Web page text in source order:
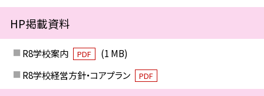
HP掲載資料
R8学校案内 PDF
(1 MB)
R8学校経営方針・コアプラン
PDF